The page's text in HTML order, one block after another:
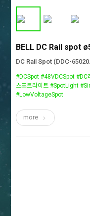
BELL DC Rail spot
DC Rail Spot (DDC-
#DCSpot #48VDCSpot #DC
스포트라이트 #SpotLight
#LowVoltageSpot
more